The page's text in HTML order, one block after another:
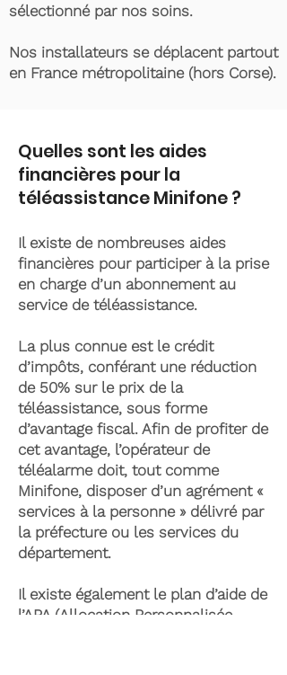
sélectionné par nos soins.
Nos installateurs se déplacent partout
en France métropolitaine (hors Corse).
Quelles sont les aides
financières pour la
téléassistance Minifone ?
Il existe de nombreuses aides
financières pour participer à la prise
en charge d’un abonnement au
service de téléassistance.
La plus connue est le crédit
d’impôts, conférant une réduction
de 50% sur le prix de la
téléassistance, sous forme
d’avantage fiscal. Afin de profiter de
cet avantage, l’opérateur de
téléalarme doit, tout comme
Minifone, disposer d’un agrément «
services à la personne » délivré par
la préfecture ou les services du
département.
Il existe également le plan d’aide de
l’APA (Allocation Personnalisée